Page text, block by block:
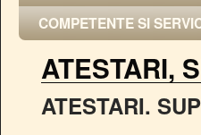
COMPETENTE SI
ATESTARI,
ATESTARI.